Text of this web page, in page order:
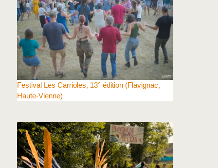
Festival Les Carrioles, 13° édition (Flavignac,
Haute-Vienne)